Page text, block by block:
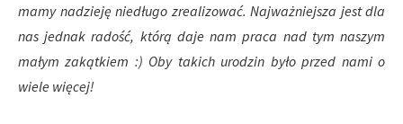
mamy nadzieję niedługo zrealizować. Najważniejsza jest dla
nas jednak radość, którą daje nam praca nad tym naszym
małym zakątkiem :) Oby takich urodzin było przed nami o
wiele więcej!